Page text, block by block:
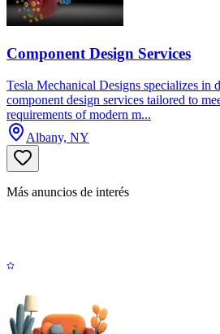
Component Design Services
Tesla Mechanical Designs specializes in
component design services tailored to
requirements of modern m...
Albany, NY
Más anuncios de interés